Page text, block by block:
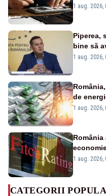
un
1 aug. 2026,
Piperea,
bine să
alertei
1 aug. 2026,
de
Analiză
1 aug. 2026,
„BBB-”
1 aug. 2026,
CATEGORII